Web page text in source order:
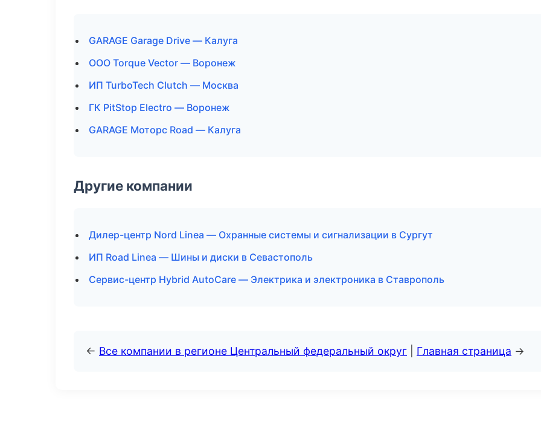
GARAGE Garage Drive — Калуга
ООО Torque Vector — Воронеж
ИП TurboTech Clutch — Москва
ГК PitStop Electro — Воронеж
GARAGE Моторс Road — Калуга
Другие компании
Дилер-центр Nord Linea — Охранные системы и сигнализации в Сургут
ИП Road Linea — Шины и диски в Севастополь
Сервис-центр Hybrid AutoCare — Электрика и электроника в Ставрополь
← Все компании в регионе Центральный федеральный округ Главная страница →